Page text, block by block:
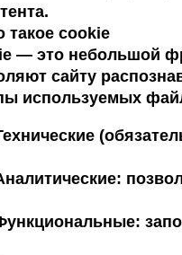
такое cookie
— это небольшой
сайту
используемых